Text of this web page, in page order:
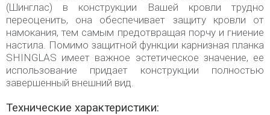
(Шинглас) в конструкции Вашей кровли трудно
переоценить, она обеспечивает защиту кровли от
намокания, тем самым предотвращая порчу и гниение
настила. Помимо защитной функции карнизная планка
SHINGLAS имеет важное эстетическое значение, ее
использование придает конструкции полностью
завершенный внешний вид.
Технические характеристики: